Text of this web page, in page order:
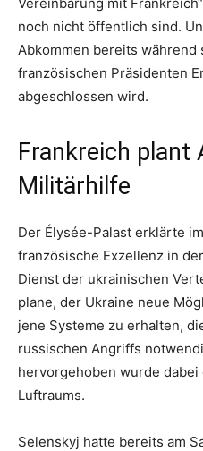
noch nicht öffentlich sind.
Abkommen bereits während
französischen Präsidenten
abgeschlossen wird.
Frankreich plant
Militärhilfe
Der Élysée-Palast erklärte
französische Exzellenz in
Dienst der ukrainischen
plane, der Ukraine neue
jene Systeme zu erhalten,
russischen Angriffs
hervorgehoben wurde
Luftraums.
Selenskyj hatte bereits am